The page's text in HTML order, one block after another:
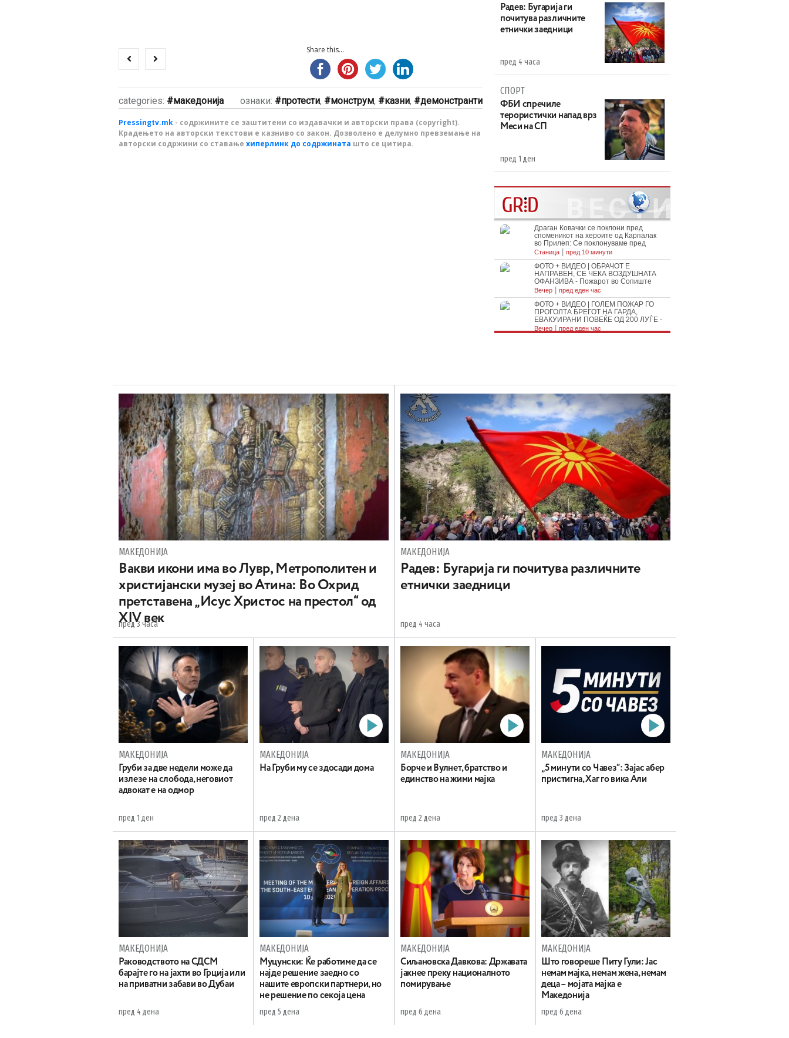
Share this...
categories: македонија ознаки: протести, монструм, казни, демонстранти
Pressingtv.mk - содржините се заштитени со издавачки и авторски права (copyright).
Крадењето на авторски текстови е казниво со закон. Дозволено е делумно превземање на
авторски содржини со ставање хиперлинк до содржината што се цитира.
Радев: Бугарија ги
почитува различните
етнички заедници
пред 4 часа
СПОРТ
ФБИ спречиле
терористички напад врз
Меси на СП
пред 1 ден
МАКЕДОНИЈА
Вакви икони има во Лувр, Метрополитен и
христијански музеј во Атина: Во Охрид
претставена „Исус Христос на престол“ од
XIV век
пред 3 часа
МАКЕДОНИЈА
Радев: Бугарија ги почитува различните
етнички заедници
пред 4 часа
МАКЕДОНИЈА
Груби за две недели може да
излезе на слобода, неговиот
адвокат е на одмор
пред 1 ден
МАКЕДОНИЈА
На Груби му се здосади дома
пред 2 дена
МАКЕДОНИЈА
Борче и Вулнет, братство и
единство на жими мајка
пред 2 дена
МАКЕДОНИЈА
„5 минути со Чавез“: Зајас абер
пристигна, Хаг го вика Али
пред 3 дена
МАКЕДОНИЈА
Раководството на СДСМ
барајте го на јахти во Грција или
на приватни забави во Дубаи
пред 4 дена
МАКЕДОНИЈА
Муцунски: Ќе работиме да се
најде решение заедно со
нашите европски партнери, но
не решение по секоја цена
пред 5 дена
МАКЕДОНИЈА
Сиљановска Давкова: Државата
јакнее преку националното
помирување
пред 6 дена
МАКЕДОНИЈА
Што говореше Питу Гули: Јас
немам мајка, немам жена, немам
деца – мојата мајка е
Македонија
пред 6 дена